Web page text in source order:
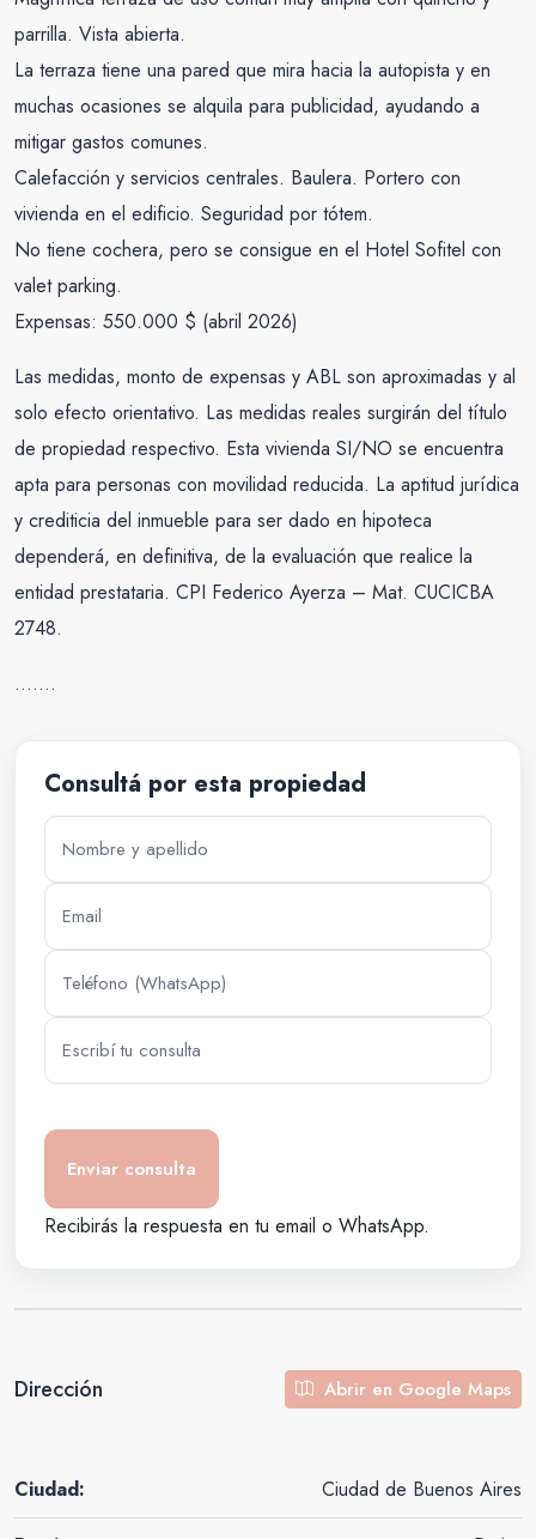
parrilla. Vista abierta.
La terraza tiene una pared que mira hacia la autopista y en
muchas ocasiones se alquila para publicidad, ayudando a
mitigar gastos comunes.
Calefacción y servicios centrales. Baulera. Portero con
vivienda en el edificio. Seguridad por tótem.
No tiene cochera, pero se consigue en el Hotel Sofitel con
valet parking.
Expensas: 550.000 $ (abril 2026)
Las medidas, monto de expensas y ABL son aproximadas y al
solo efecto orientativo. Las medidas reales surgirán del título
de propiedad respectivo. Esta vivienda SI/NO se encuentra
apta para personas con movilidad reducida. La aptitud jurídica
y crediticia del inmueble para ser dado en hipoteca
dependerá, en definitiva, de la evaluación que realice la
entidad prestataria. CPI Federico Ayerza – Mat. CUCICBA
2748.
…….
Consultá por esta propiedad
Recibirás la respuesta en tu email o WhatsApp.
Dirección Abrir en Google Maps
Ciudad: Ciudad de Buenos Aires